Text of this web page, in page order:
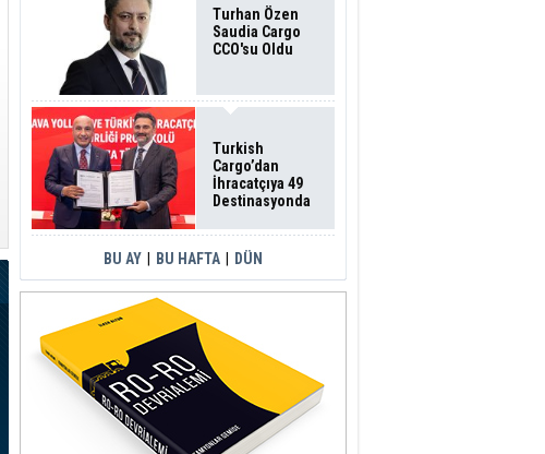
Turhan Özen
Saudia Cargo
CCO'su Oldu
Turkish
Cargo’dan
İhracatçıya 49
Destinasyonda
BU AY BU HAFTA DÜN